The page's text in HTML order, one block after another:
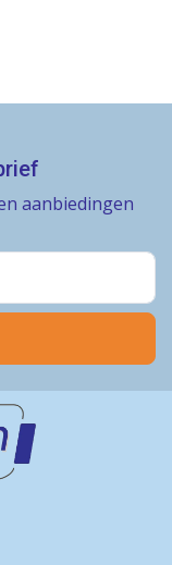
aanbiedingen